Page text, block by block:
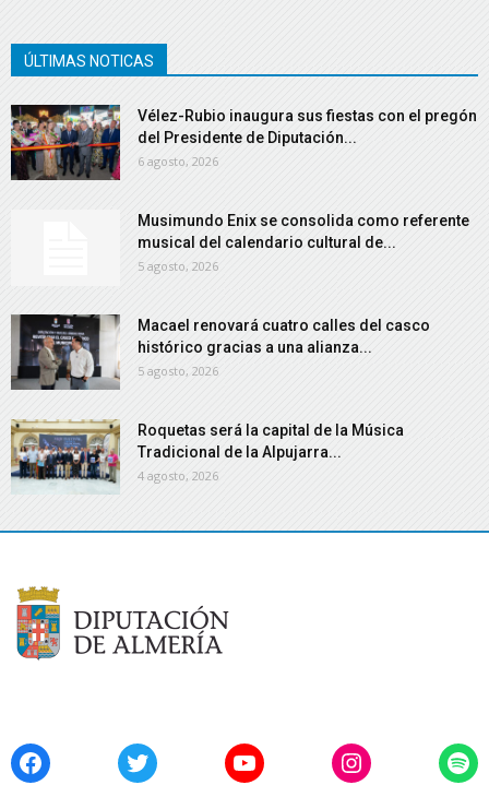
ÚLTIMAS NOTICAS
Vélez-Rubio inaugura sus fiestas con el pregón
del Presidente de Diputación...
6 agosto, 2026
Musimundo Enix se consolida como referente
musical del calendario cultural de...
5 agosto, 2026
Macael renovará cuatro calles del casco
histórico gracias a una alianza...
5 agosto, 2026
Roquetas será la capital de la Música
Tradicional de la Alpujarra...
4 agosto, 2026
FacebookTwitter YouTubeInstagram